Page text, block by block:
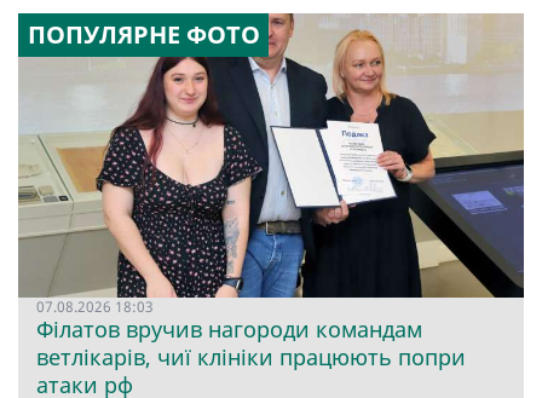
ПОПУЛЯРНЕ ФОТО
07.08.2026 18:03
Філатов вручив нагороди командам
ветлікарів, чиї клініки працюють попри
атаки рф